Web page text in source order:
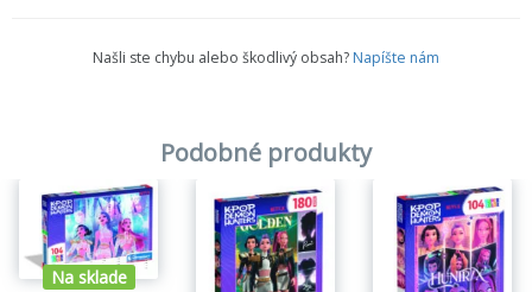
Našli ste chybu alebo škodlivý obsah? Napíšte nám
Podobné produkty
Na sklade